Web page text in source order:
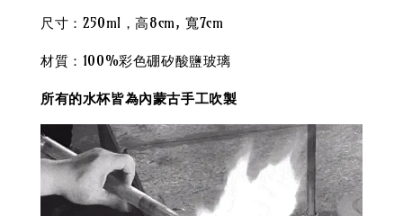
尺寸：250ml，高8cm, 寬7cm
材質：100%彩色硼矽酸鹽玻璃
所有的水杯皆為內蒙古手工吹製